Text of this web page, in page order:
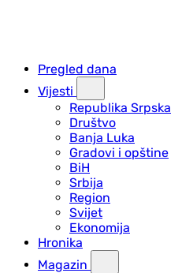
Pregled dana
Vijesti
Republika Srpska
Društvo
Banja Luka
Gradovi i opštine
BiH
Srbija
Region
Svijet
Ekonomija
Hronika
Magazin